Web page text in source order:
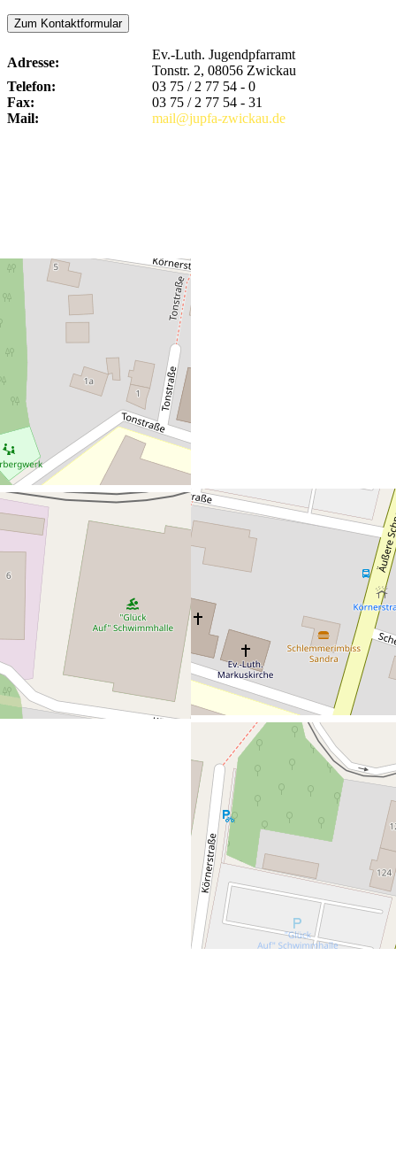
Zum Kontaktformular
Adresse:
Ev.-Luth. Jugendpfarramt
Tonstr. 2, 08056 Zwickau
Telefon:
03 75 / 2 77 54 - 0
Fax:
03 75 / 2 77 54 - 31
Mail:
mail@jupfa-zwickau.de